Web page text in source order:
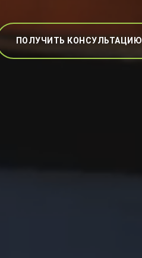
ПОЛУЧИТЬ КОНСУЛЬТАЦИЮ